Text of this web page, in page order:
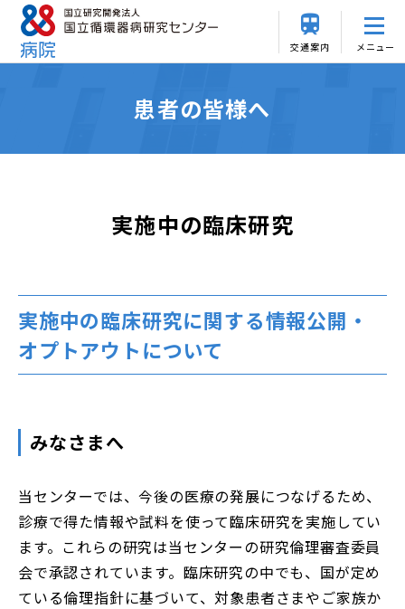
交通案内 メニュー
患者の皆様へ
実施中の臨床研究
実施中の臨床研究に関する情報公開・
オプトアウトについて
みなさまへ
当センターでは、今後の医療の発展につなげるため、
診療で得た情報や試料を使って臨床研究を実施してい
ます。これらの研究は当センターの研究倫理審査委員
会で承認されています。臨床研究の中でも、国が定め
ている倫理指針に基づいて、対象患者さまやご家族か